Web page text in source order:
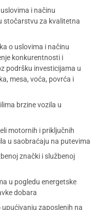
i načinu
stočarstvu za kvalitetna
o uslovima i načinu
konkurentnosti i
podršku investicijama u
mesa, voća, povrća i
brzine vozila u
motornih i priključnih
u saobraćaju na putevima
znački i službenoj
u pogledu energetske
dobara
zaposlenih na